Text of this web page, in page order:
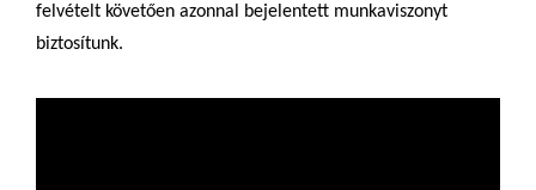
felvételt követően azonnal bejelentett munkaviszonyt
biztosítunk.